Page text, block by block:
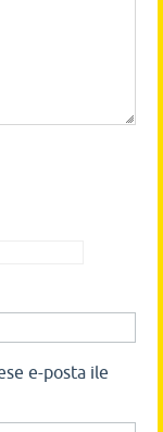
e-posta ile